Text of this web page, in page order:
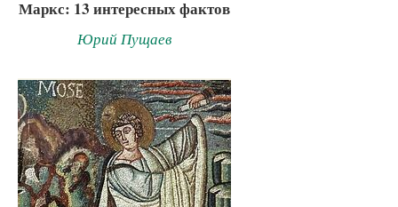
Маркс: 13 интересных фактов
Юрий Пущаев